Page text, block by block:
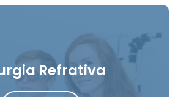
Refrativa